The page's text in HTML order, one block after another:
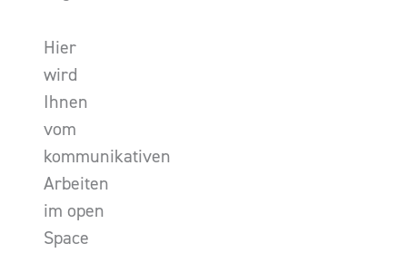
Hier
wird
Ihnen
vom
kommunikativen
Arbeiten
im open
Space